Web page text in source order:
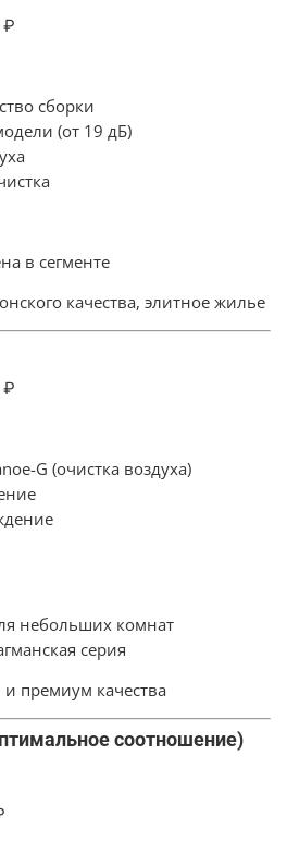
₽
сборки
(от 19 дБ)
в сегменте
качества, элитное жилье
₽
G (очистка воздуха)
небольших комнат
серия
премиум качества
соотношение)